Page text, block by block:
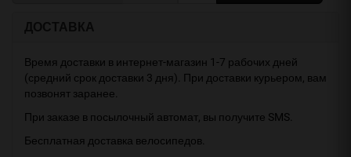
ДОСТАВКА
Время доставки в интернет-магазин 1-7 рабочих дней
(средний срок доставки 3 дня). При доставки курьером, вам
позвонят заранее.
При заказе в посылочный автомат, вы получите SMS.
Бесплатная доставка велосипедов.